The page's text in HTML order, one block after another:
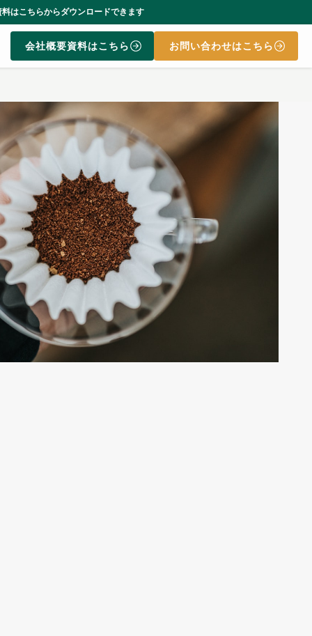
す
会社概要資料はこちら お問い合わせはこちら